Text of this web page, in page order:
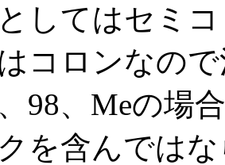
してはセミ
コロンなの
98、Meの場
を含んでは